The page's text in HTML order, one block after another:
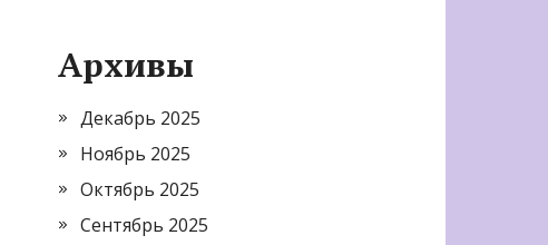
Архивы
Декабрь 2025
Ноябрь 2025
Октябрь 2025
Сентябрь 2025